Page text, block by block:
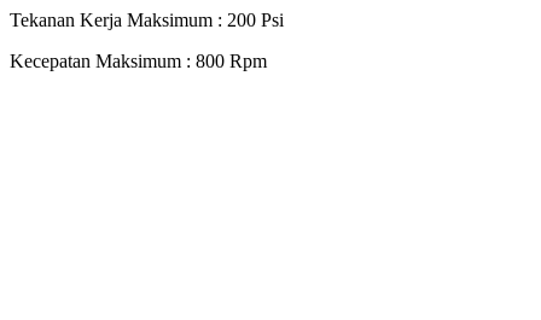
Tekanan Kerja Maksimum : 200 Psi
Kecepatan Maksimum : 800 Rpm